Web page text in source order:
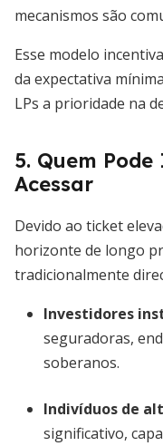
mecanismos são
Esse modelo
da expectativa
LPs a prioridade na
5. Quem
Acessar
Devido ao ticket
horizonte de longo
tradicionalmente
Investidores
seguradoras,
soberanos.
Indivíduos de
significativo,